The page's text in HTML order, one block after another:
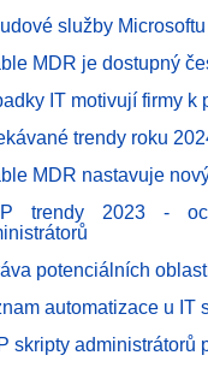
služby
MDR je dostupný
IT motivují firmy k
trendy roku
MDR nastavuje
trendy 2023 -
potenciálních
automatizace u IT
skripty administrátorů